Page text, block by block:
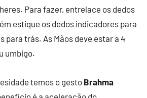
Para fazer, entrelace os dedos
estique os dedos indicadores para
para trás. As Mãos deve estar a 4
umbigo.
temos o gesto Brahma